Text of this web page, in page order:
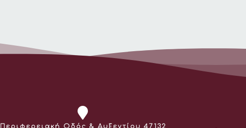
Διεύθυνση:
Περιφερειακή Οδός & Αυξεντίου 47132